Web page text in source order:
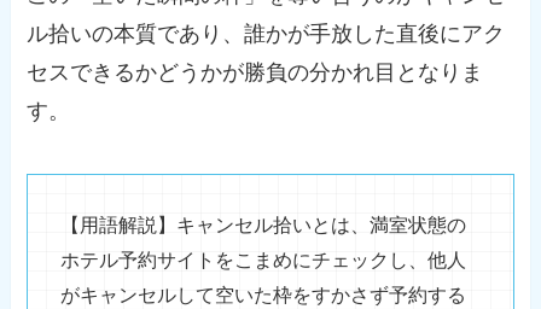
ル拾いの本質であり、誰かが手放した直後にアク
セスできるかどうかが勝負の分かれ目となりま
す。
【用語解説】キャンセル拾いとは、満室状態の
ホテル予約サイトをこまめにチェックし、他人
がキャンセルして空いた枠をすかさず予約する